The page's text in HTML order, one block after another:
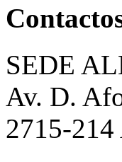
SEDE
Av. D.
2715-